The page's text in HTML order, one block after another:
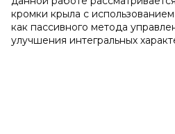
кромки крыла с
как пассивного метода
улучшения интегральных